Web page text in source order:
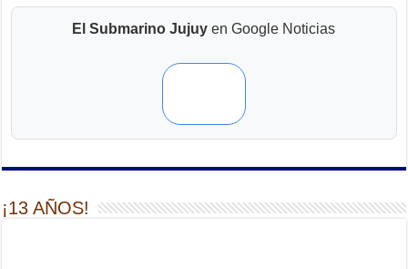
El Submarino Jujuy en Google Noticias
¡13 AÑOS!